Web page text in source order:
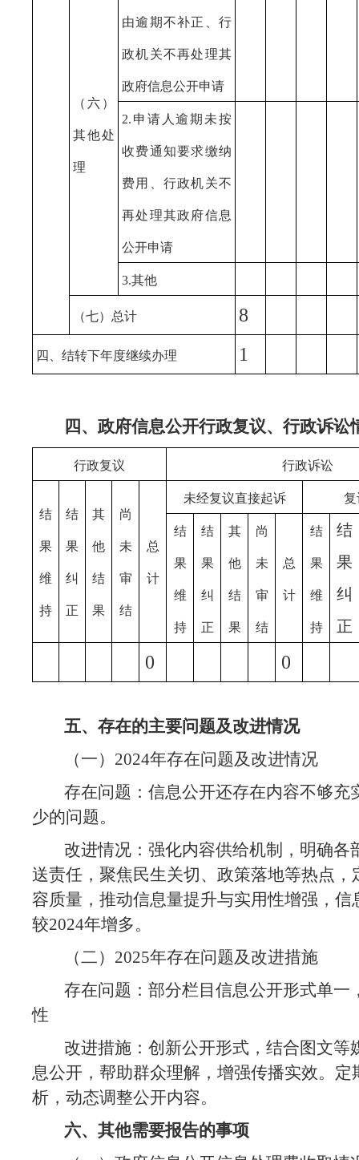
（六）
其他处
理
由逾期不补正、行
政机关不再处理其
政府信息公开申请
2.申请人逾期未按
收费通知要求缴纳
费用、行政机关不
再处理其政府信息
公开申请
3.其他
（七）总计 8
四、结转下年度继续办理 1
四、政府信息公开行政复议、行政诉讼
行政复议 行政诉讼
结
果
维
持
结
果
纠
正
其
他
结
果
尚
未
审
结
总
计
未经复议直接起诉 复
结
果
维
持
结
果
纠
正
其
他
结
果
尚
未
审
结
总
计
结
果
维
持
结
果
纠
正
0 0
五、存在的主要问题及改进情况
（一） 2024年存在问题及改进情况
存在问题：信息公开还存在内容不够充
少的问题。
改进情况：强化内容供给机制，明确各
送责任，聚焦民生关切、政策落地等热点，
容质量，推动信息量提升与实用性增强，信
较2024年增多。
（二） 2025年存在问题及改进措施
存在问题：部分栏目信息公开形式单一
性
改进措施：创新公开形式，结合图文等
息公开，帮助群众理解，增强传播实效。定
析，动态调整公开内容。
六、其他需要报告的事项